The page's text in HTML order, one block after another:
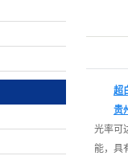
超
贵
光率可
能，具